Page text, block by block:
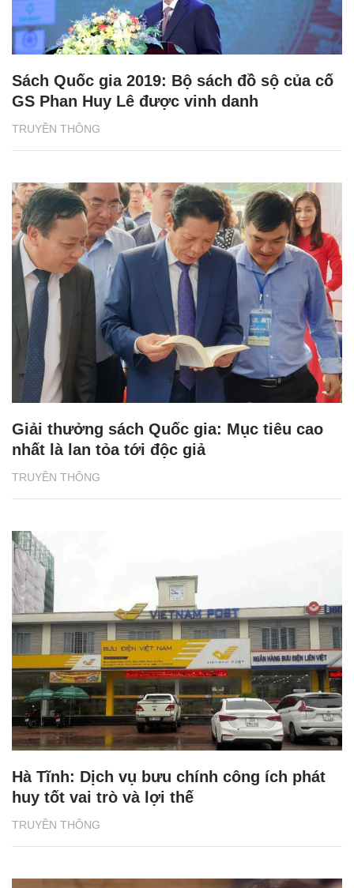
TRUYỀN THÔNG
Sách Quốc gia 2019: Bộ sách đồ sộ của cố
GS Phan Huy Lê được vinh danh
TRUYỀN THÔNG
Giải thưởng sách Quốc gia: Mục tiêu cao
nhất là lan tỏa tới độc giả
TRUYỀN THÔNG
Hà Tĩnh: Dịch vụ bưu chính công ích phát
huy tốt vai trò và lợi thế